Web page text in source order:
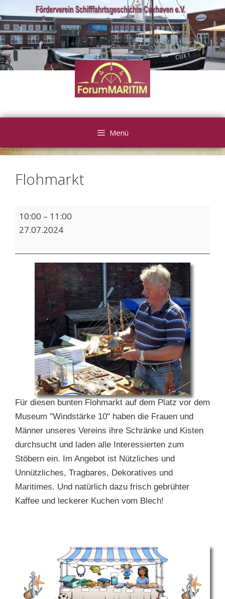
Inhalt
springen
Menü
Flohmarkt
Flohmarkt
10:00 – 11:00
27.07.2024
Für diesen bunten Flohmarkt auf dem Platz vor dem
Museum "Windstärke 10" haben die Frauen und
Männer unseres Vereins ihre Schränke und Kisten
durchsucht und laden alle Interessierten zum
Stöbern ein. Im Angebot ist Nützliches und
Unnützliches, Tragbares, Dekoratives und
Maritimes. Und natürlich dazu frisch gebrühter
Kaffee und leckerer Kuchen vom Blech!